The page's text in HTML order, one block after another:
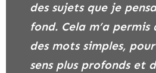
des sujets que je
fond. Cela m’a
des mots simples,
sens plus profonds et